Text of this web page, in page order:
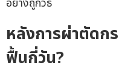
หลังการผ่าตัดก
ฟื้นกี่วัน?